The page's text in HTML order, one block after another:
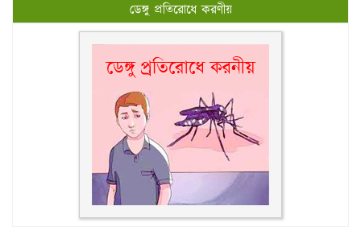
ডেঙ্গু প্রতিরোধে করণীয়